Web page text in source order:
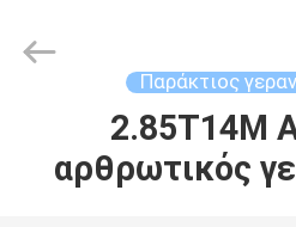
GROUP
Παράκτιος
2.85T14M
αρθρωτικός